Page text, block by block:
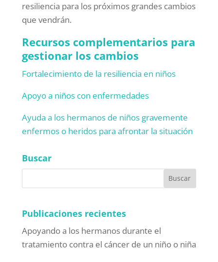
resiliencia para los próximos grandes cambios
que vendrán.
Recursos complementarios para
gestionar los cambios
Fortalecimiento de la resiliencia en niños
Apoyo a niños con enfermedades
Ayuda a los hermanos de niños gravemente
enfermos o heridos para afrontar la situación
Buscar
Publicaciones recientes
Apoyando a los hermanos durante el
tratamiento contra el cáncer de un niño o niña